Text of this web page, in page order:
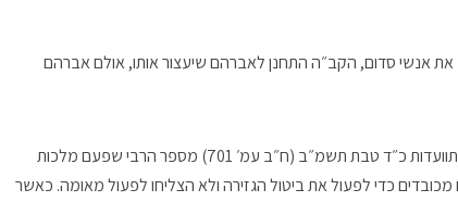
אנשי סדום, הקב״ה התחנן לאברהם שיעצור אותו, אולם אברהם
מה הקב״ה ציפה מאברהם לעשות שהוא לא עשה? בהתוועדות כ״ד טבת תשמ״ב (ח״ב עמ׳ 701) מספר הרבי שפעם מלכות
מכובדים כדי לפעול את ביטול הגזירה ולא הצליחו לפעול מאומה. כאשר